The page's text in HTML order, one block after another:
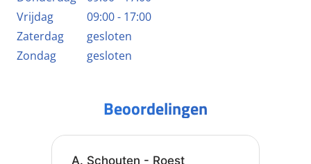
Vrijdag
09:00 - 17:00
Zaterdag
gesloten
Zondag
gesloten
Beoordelingen